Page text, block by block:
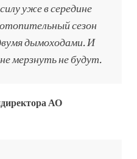
уже в середине
сезон
дымоходами. И
мерзнуть не будут.
АО